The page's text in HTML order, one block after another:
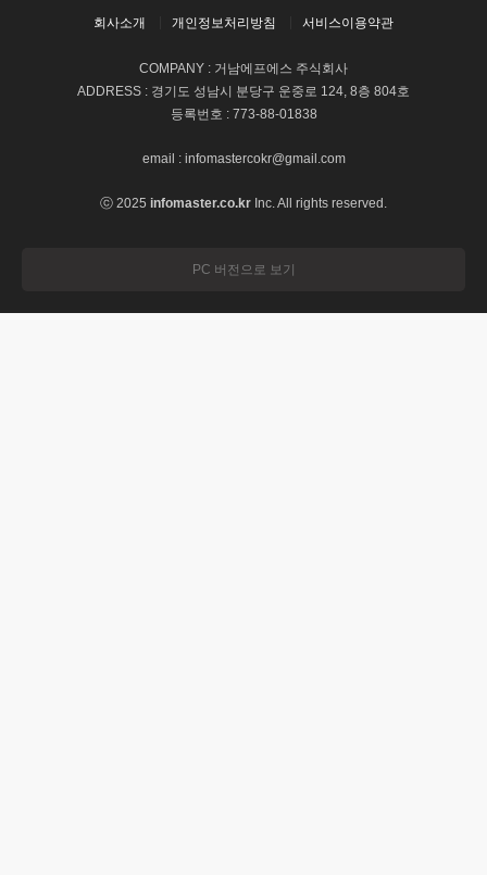
회사소개 개인정보처리방침 서비스이용약관
COMPANY : 거남에프에스 주식회사
ADDRESS : 경기도 성남시 분당구 운중로 124, 8층 804호
등록번호 : 773-88-01838
email : infomastercokr@gmail.com
ⓒ 2025 infomaster.co.kr Inc. All rights reserved.
PC 버전으로 보기